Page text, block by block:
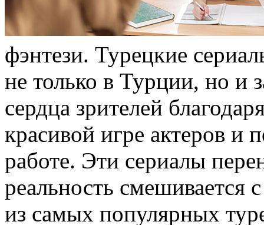
фэнтeзи. Турецкие
не только в Турции, но и
сердца зрителей
красивой игре актеров и
работе. Эти сериалы
реальность смешивается
из самых популярных